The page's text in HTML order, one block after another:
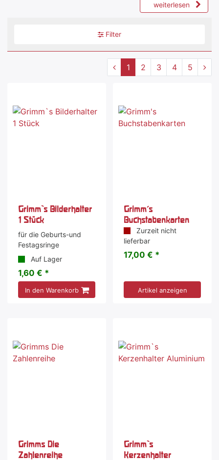
weiterlesen
Filter
1 2 3 4 5
Grimm`s Bilderhalter
1 Stück
für die Geburts-und
Festagsringe
Auf Lager
1,60 € *
In den Warenkorb
Grimm's
Buchstabenkarten
Zurzeit nicht
lieferbar
17,00 € *
Artikel anzeigen
Grimms Die
Zahlenreihe
Grimm`s
Kerzenhalter